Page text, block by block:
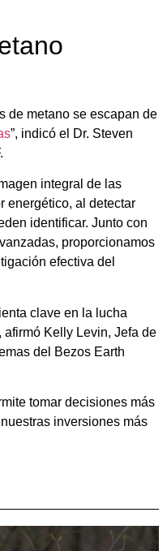
de metano se escapan de
”, indicó el Dr. Steven
integral de las
energético, al detectar
identificar. Junto con
proporcionamos
efectiva del
clave en la lucha
afirmó Kelly Levin, Jefa de
del Bezos Earth
tomar decisiones más
inversiones más